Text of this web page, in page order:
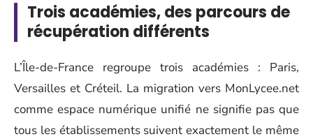
Trois académies, des parcours de
récupération différents
L’Île-de-France regroupe trois académies : Paris,
Versailles et Créteil. La migration vers MonLycee.net
comme espace numérique unifié ne signifie pas que
tous les établissements suivent exactement le même